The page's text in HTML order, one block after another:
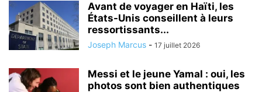
Avant de voyager en Haïti, les
États-Unis conseillent à leurs
ressortissants...
Joseph Marcus - 17 juillet 2026
Messi et le jeune Yamal : oui, les
photos sont bien authentiques